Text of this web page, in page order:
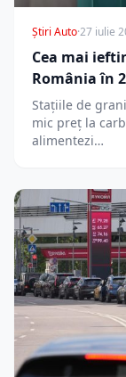
Știri Auto·27 iulie
Cea mai
România în
Stațiile de
mic preț la
alimentezi…